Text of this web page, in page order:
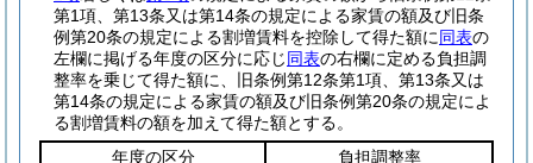
第1項、第13条又は第14条の規定による家賃の額及び旧条
例第20条の規定による割増賃料を控除して得た額に同表の
左欄に掲げる年度の区分に応じ同表の右欄に定める負担調
整率を乗じて得た額に、旧条例第12条第1項、第13条又は
第14条の規定による家賃の額及び旧条例第20条の規定によ
る割増賃料の額を加えて得た額とする。
年度の区分
負担調整率